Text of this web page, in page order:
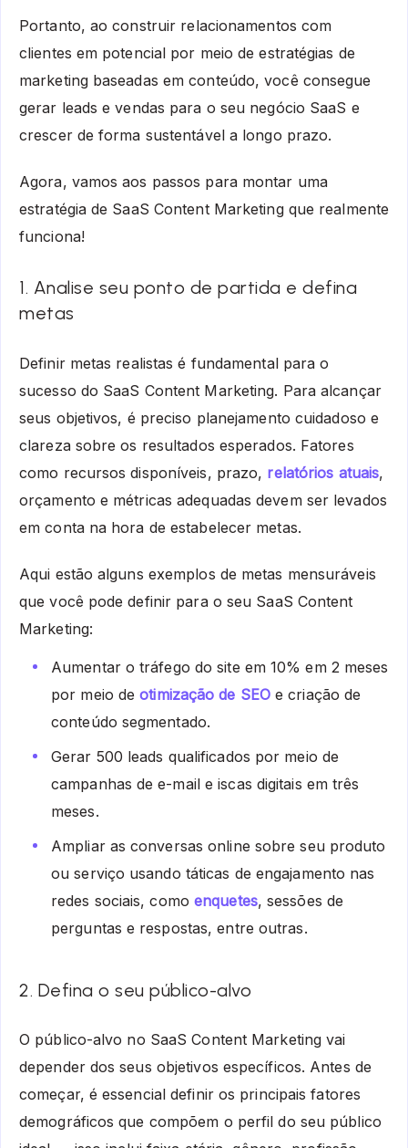
Portanto, ao construir relacionamentos com
clientes em potencial por meio de estratégias de
marketing baseadas em conteúdo, você consegue
gerar leads e vendas para o seu negócio SaaS e
crescer de forma sustentável a longo prazo.
Agora, vamos aos passos para montar uma
estratégia de SaaS Content Marketing que realmente
funciona!
1. Analise seu ponto de partida e defina
metas
Definir metas realistas é fundamental para o
sucesso do SaaS Content Marketing. Para alcançar
seus objetivos, é preciso planejamento cuidadoso e
clareza sobre os resultados esperados. Fatores
como recursos disponíveis, prazo, relatórios atuais,
orçamento e métricas adequadas devem ser levados
em conta na hora de estabelecer metas.
Aqui estão alguns exemplos de metas mensuráveis
que você pode definir para o seu SaaS Content
Marketing:
Aumentar o tráfego do site em 10% em 2 meses
por meio deotimização de SEOe criação de
conteúdo segmentado.
Gerar 500 leads qualificados por meio de
campanhas de e-mail e iscas digitais em três
meses.
Ampliar as conversas online sobre seu produto
ou serviço usando táticas de engajamento nas
redes sociais, como enquetes, sessões de
perguntas e respostas, entre outras.
2. Defina o seu público-alvo
O público-alvo no SaaS Content Marketing vai
depender dos seus objetivos específicos. Antes de
começar, é essencial definir os principais fatores
demográficos que compõem o perfil do seu público